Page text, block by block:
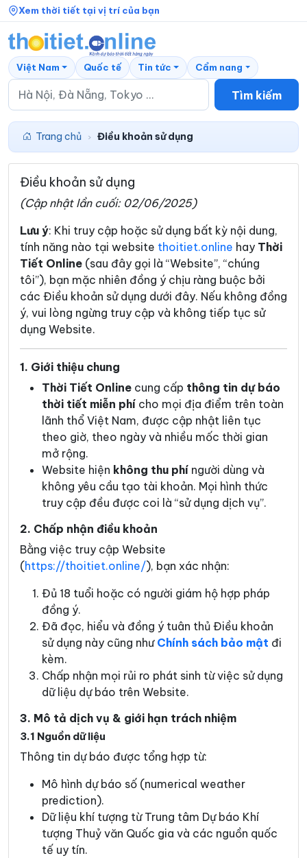
Xem thời tiết tại vị trí của bạn
Tìm kiếm
Việt Nam Quốc tế Tin tức Cẩm nang
Trang chủ › Điều khoản sử dụng
Điều khoản sử dụng
(Cập nhật lần cuối: 02/06/2025)
Lưu ý: Khi truy cập hoặc sử dụng bất kỳ nội dung,
tính năng nào tại website thoitiet.online hay Thời
Tiết Online (sau đây gọi là “Website”, “chúng
tôi”), bạn mặc nhiên đồng ý chịu ràng buộc bởi
các Điều khoản sử dụng dưới đây. Nếu không đồng
ý, vui lòng ngừng truy cập và không tiếp tục sử
dụng Website.
1. Giới thiệu chung
Thời Tiết Online cung cấp thông tin dự báo
thời tiết miễn phí cho mọi địa điểm trên toàn
lãnh thổ Việt Nam, được cập nhật liên tục
theo giờ, theo ngày và nhiều mốc thời gian
mở rộng.
Website hiện không thu phí người dùng và
không yêu cầu tạo tài khoản. Mọi hình thức
truy cập đều được coi là “sử dụng dịch vụ”.
2. Chấp nhận điều khoản
Bằng việc truy cập Website
(https://thoitiet.online/), bạn xác nhận:
Đủ 18 tuổi hoặc có người giám hộ hợp pháp
đồng ý.
Đã đọc, hiểu và đồng ý tuân thủ Điều khoản
sử dụng này cũng như Chính sách bảo mật đi
kèm.
Chấp nhận mọi rủi ro phát sinh từ việc sử dụng
dữ liệu dự báo trên Website.
3. Mô tả dịch vụ & giới hạn trách nhiệm
3.1 Nguồn dữ liệu
Thông tin dự báo được tổng hợp từ:
Mô hình dự báo số (numerical weather
prediction).
Dữ liệu khí tượng từ Trung tâm Dự báo Khí
tượng Thuỷ văn Quốc gia và các nguồn quốc
tế uy tín.